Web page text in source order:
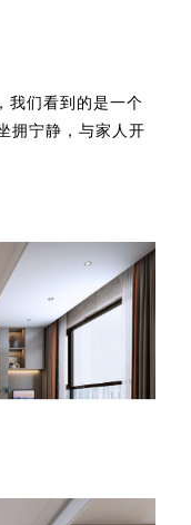
我们看到的是一个
拥宁静，与家人开